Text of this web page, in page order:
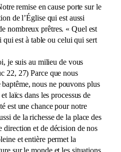
remise en cause porte sur le
de l’Église qui est aussi
nombreux prêtres. « Quel est
est à table ou celui qui sert
je suis au milieu de vous
22, 27) Parce que nous
nous ne pouvons plus
laïcs dans les processus de
est une chance pour notre
de la richesse de la place des
direction et de décision de nos
et entière permet la